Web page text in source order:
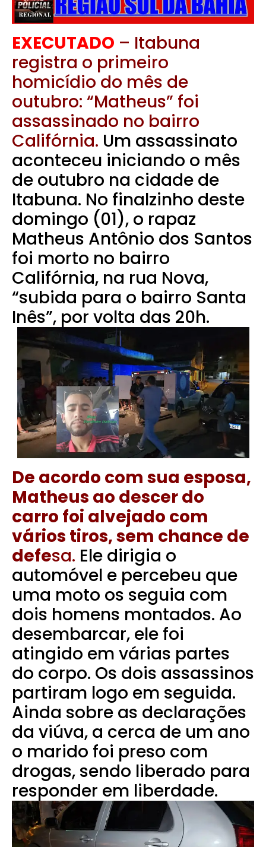
EXECUTADO – Itabuna
registra o primeiro
homicídio do mês de
outubro: “Matheus” foi
assassinado no bairro
Califórnia. Um assassinato
aconteceu iniciando o mês
de outubro na cidade de
Itabuna. No finalzinho deste
domingo (01), o rapaz
Matheus Antônio dos Santos
foi morto no bairro
Califórnia, na rua Nova,
“subida para o bairro Santa
Inês”, por volta das 20h.
De acordo com sua esposa,
Matheus ao descer do
carro foi alvejado com
vários tiros, sem chance de
defesa. Ele dirigia o
automóvel e percebeu que
uma moto os seguia com
dois homens montados. Ao
desembarcar, ele foi
atingido em várias partes
do corpo. Os dois assassinos
partiram logo em seguida.
Ainda sobre as declarações
da viúva, a cerca de um ano
o marido foi preso com
drogas, sendo liberado para
responder em liberdade.